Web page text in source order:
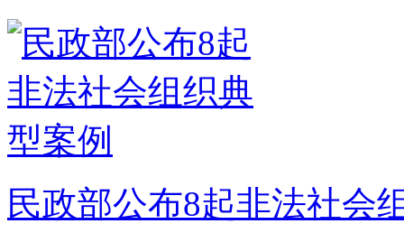
民政部公布8起非法社会